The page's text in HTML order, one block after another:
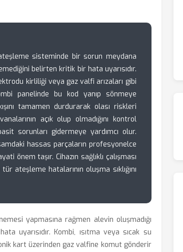
sisteminde bir sorun meydana
belirten kritik bir hata uyarısıdır.
kirliliği veya gaz valfi arızaları gibi
panelinde bu kod yanıp sönmeye
tamamen durdurarak olası riskleri
açık olup olmadığını kontrol
sorunları gidermeye yardımcı olur.
hassas parçaların profesyonelce
önem taşır. Cihazın sağlıklı çalışması
ateşleme hatalarının oluşma sıklığını
yapmasına rağmen alevin oluşmadığı
uyarısıdır. Kombi, ısıtma veya sıcak su
kart üzerinden gaz valfine komut gönderir